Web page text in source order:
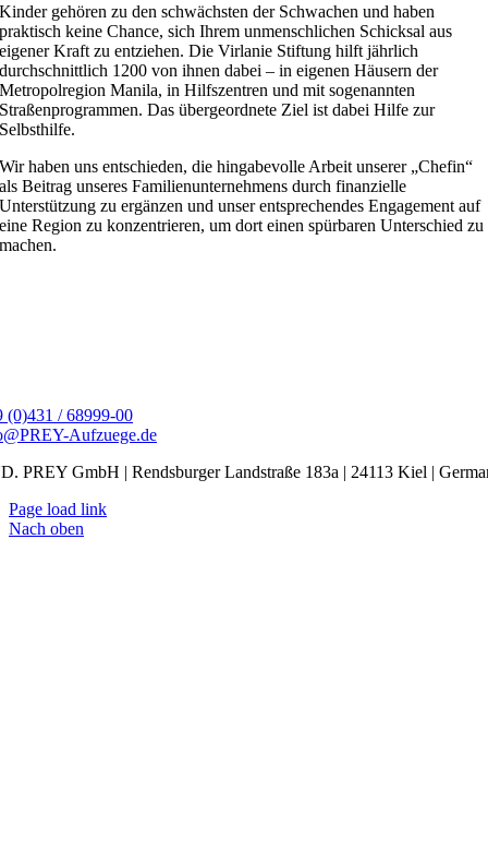
Kinder gehören zu den schwächsten der Schwachen und haben
praktisch keine Chance, sich Ihrem unmenschlichen Schicksal aus
eigener Kraft zu entziehen. Die Virlanie Stiftung hilft jährlich
durchschnittlich 1200 von ihnen dabei – in eigenen Häusern der
Metropolregion Manila, in Hilfszentren und mit sogenannten
Straßenprogrammen. Das übergeordnete Ziel ist dabei Hilfe zur
Selbsthilfe.
Wir haben uns entschieden, die hingabevolle Arbeit unserer „Chefin“
als Beitrag unseres Familienunternehmens durch finanzielle
Unterstützung zu ergänzen und unser entsprechendes Engagement auf
eine Region zu konzentrieren, um dort einen spürbaren Unterschied zu
machen.
(0)431 / 68999-00
Aufzuege.de
PREY GmbH | Rendsburger Landstraße 183a | 24113 Kiel |
Page load link
Nach oben